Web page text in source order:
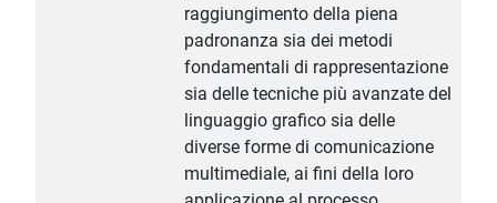
raggiungimento della piena
padronanza sia dei metodi
fondamentali di rappresentazione
sia delle tecniche più avanzate del
linguaggio grafico sia delle
diverse forme di comunicazione
multimediale, ai fini della loro